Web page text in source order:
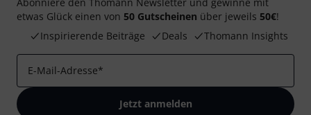
etwas Glück einen von 50 Gutscheinen über jeweils 50€!
Inspirierende Beiträge
Deals Thomann Insights
E-Mail-Adresse*
Jetzt anmelden